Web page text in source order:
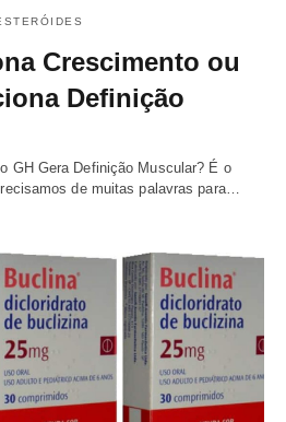
Crescimento ou
Definição
GH Gera Definição Muscular? É o
de muitas palavras para…